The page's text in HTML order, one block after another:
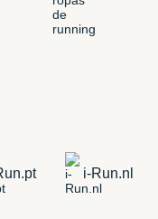
i-Run.nl